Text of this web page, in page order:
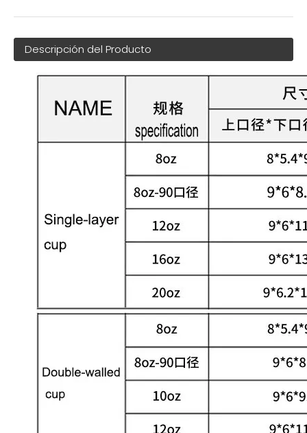
Descripción del Producto